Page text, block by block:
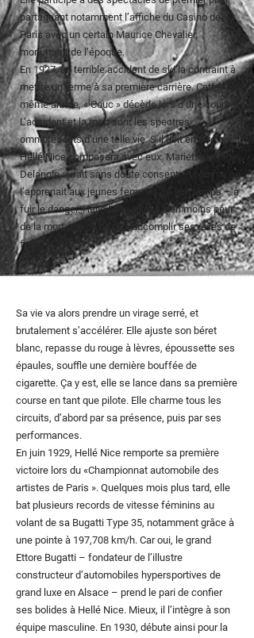
partageant notamment l’affiche du Casino de
Paris avec un certain Maurice Chevalier,
monument de l’époque.
En 1927, un terrible accident de ski la contraint à
mettre un terme à sa première carrière. Cette
même année, « Couc » décède lors d’une course.
L’accident et la mort sont les spectres
omniprésents d’une telle vie. S’il doit en être ainsi,
Hellé Nice composera avec eux. Mariette Hélène
Delangle aurait sans doute consenti – comme on
l’apprenait aux jeunes femmes de son temps – à
fuir le danger. Hellé Nice, elle, a bien moins peur
de la mort que de ne pas accomplir ses rêves de
femme libre.
Sa vie va alors prendre un virage serré, et
brutalement s’accélérer. Elle ajuste son béret
blanc, repasse du rouge à lèvres, époussette ses
épaules, souffle une dernière bouffée de
cigarette. Ça y est, elle se lance dans sa première
course en tant que pilote. Elle charme tous les
circuits, d’abord par sa présence, puis par ses
performances.
En juin 1929, Hellé Nice remporte sa première
victoire lors du «Championnat automobile des
artistes de Paris ». Quelques mois plus tard, elle
bat plusieurs records de vitesse féminins au
volant de sa Bugatti Type 35, notamment grâce à
une pointe à 197,708 km/h. Car oui, le grand
Ettore Bugatti – fondateur de l’illustre
constructeur d’automobiles hypersportives de
grand luxe en Alsace – prend le pari de confier
ses bolides à Hellé Nice. Mieux, il l’intègre à son
équipe masculine. En 1930, débute ainsi pour la